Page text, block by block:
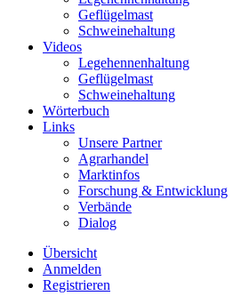
Geflügelmast
Schweinehaltung
Videos
Legehennenhaltung
Geflügelmast
Schweinehaltung
Wörterbuch
Links
Unsere Partner
Agrarhandel
Marktinfos
Forschung & Entwicklung
Verbände
Dialog
Übersicht
Anmelden
Registrieren